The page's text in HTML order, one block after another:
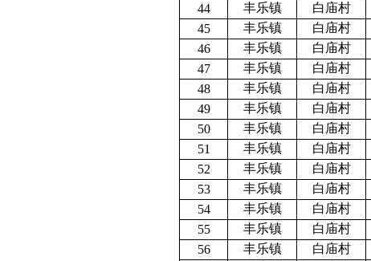
44
丰乐镇 白庙村
45
丰乐镇 白庙村
46
丰乐镇 白庙村
47
丰乐镇 白庙村
48
丰乐镇 白庙村
49
丰乐镇 白庙村
50
丰乐镇 白庙村
51
丰乐镇 白庙村
52
丰乐镇 白庙村
53
丰乐镇 白庙村
54
丰乐镇 白庙村
55
丰乐镇 白庙村
56
丰乐镇 白庙村